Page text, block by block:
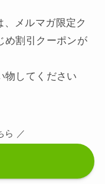
メルマガ限定ク
め割引クーポンが
物してください
ら ／